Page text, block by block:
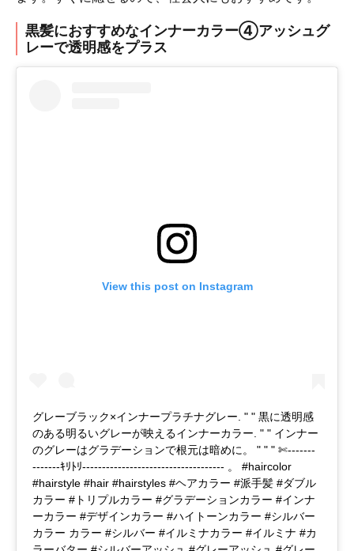
黒髪におすすめなインナーカラー④アッシュグ
レーで透明感をプラス
View this post on Instagram
グレーブラック×インナープラチナグレー. " " 黒に透明感
のある明るいグレーが映えるインナーカラー. " " インナー
のグレーはグラデーションで根元は暗めに。 " " " ­­✄­­--­­--­­--­­-
-­­--­­--­­--ｷﾘﾄﾘ­­-­­--­­--­­--­­--­­--­­--­­--­­--­­--­­--­­--­­--­­--­­--­­--­­--­­--­­- 。 #haircolor
#hairstyle #hair #hairstyles #ヘアカラー #派手髪 #ダブル
カラー #トリプルカラー #グラデーションカラー #インナ
ーカラー #デザインカラー #ハイトーンカラー #シルバー
カラー カラー #シルバー #イルミナカラー #イルミナ #カ